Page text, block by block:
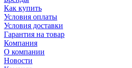
Как купить
Условия оплаты
Условия доставки
Гарантия на товар
Компания
О компании
Новости